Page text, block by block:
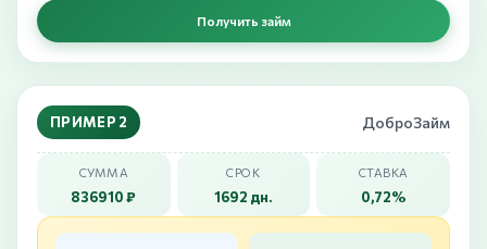
Получить займ
ПРИМЕР 2 ДоброЗайм
СУММА
836910 ₽
СРОК
1692 дн.
СТАВКА
0,72%